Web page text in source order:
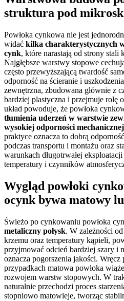
struktura pod
Powłoka cynkowa nie jest
widać kilka charakterystycznych
cynk, które narastają od strony
Najgłębsze warstwy stopowe
często przewyższającą twardość
odporność na ścieranie i
zewnętrzna, zbudowana głównie z
bardziej plastyczna i przejmuje rolę
układ powoduje, że powłoka
tłumienia uderzeń w warstwie
wysokiej odporności
praktyce oznacza to dobrą
podczas transportu i montażu oraz
warunkach długotrwałej
temperatury i czynników
Wygląd powłoki
ocynk bywa matowy
Świeżo po cynkowaniu powłoka
metaliczny połysk. W zależności
krzemu oraz temperatury kąpieli,
przyjmować odcień bardziej szary i
oznacza pogorszenia jakości.
przypadkach matowa powłoka
rozwojem warstw stopowych. W
naturalnie przechodzi proces
stopniowo matowieje, tworząc